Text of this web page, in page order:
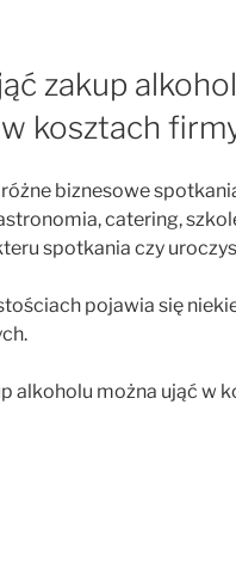
zakup
kosztach
biznesowe
catering,
spotkania czy
pojawia się
alkoholu można ująć w